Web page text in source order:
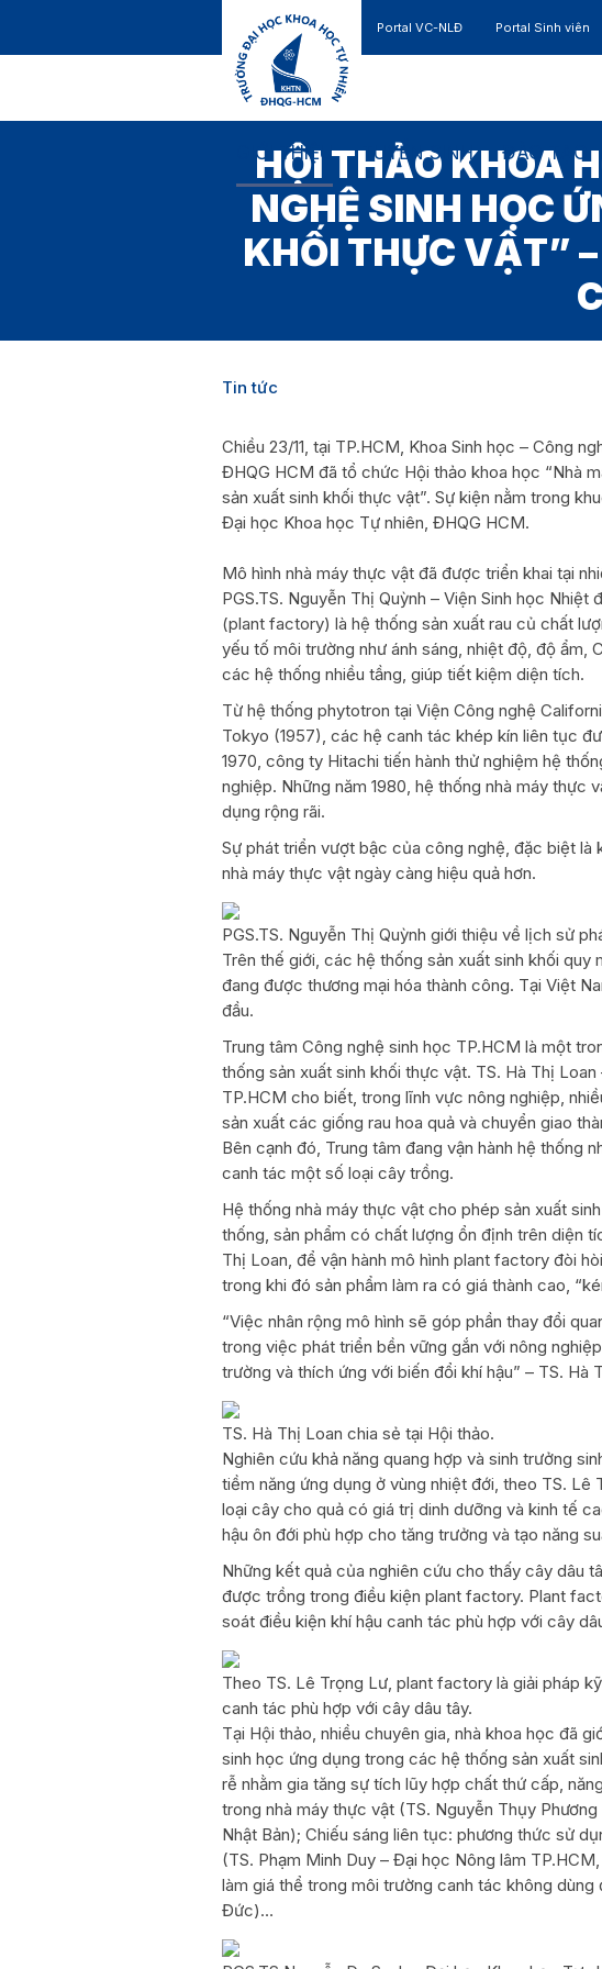
Portal VC-NLĐ Portal Sinh viên
GIỚI THIỆU TUYỂN SINH ĐÀO TẠO
HỘI THẢO KHOA
NGHỆ SINH HỌC
KHỐI THỰC VẬT”
Tin tức
Chiều 23/11, tại TP.HCM, Khoa Sinh học – Công
ĐHQG HCM đã tổ chức Hội thảo khoa học “Nhà
sản xuất sinh khối thực vật”. Sự kiện nằm trong
Đại học Khoa học Tự nhiên, ĐHQG HCM.
Mô hình nhà máy thực vật đã được triển khai tại
PGS.TS. Nguyễn Thị Quỳnh – Viện Sinh học
(plant factory) là hệ thống sản xuất rau củ chất
yếu tố môi trường như ánh sáng, nhiệt độ, độ ẩm,
các hệ thống nhiều tầng, giúp tiết kiệm diện tích.
Từ hệ thống phytotron tại Viện Công nghệ
Tokyo (1957), các hệ canh tác khép kín liên tục
1970, công ty Hitachi tiến hành thử nghiệm hệ
nghiệp. Những năm 1980, hệ thống nhà máy thực
dụng rộng rãi.
Sự phát triển vượt bậc của công nghệ, đặc biệt là
nhà máy thực vật ngày càng hiệu quả hơn.
PGS.TS. Nguyễn Thị Quỳnh giới thiệu về lịch sử
Trên thế giới, các hệ thống sản xuất sinh khối
đang được thương mại hóa thành công. Tại Việt
đầu.
Trung tâm Công nghệ sinh học TP.HCM là một
thống sản xuất sinh khối thực vật. TS. Hà Thị
TP.HCM cho biết, trong lĩnh vực nông nghiệp,
sản xuất các giống rau hoa quả và chuyển giao
Bên cạnh đó, Trung tâm đang vận hành hệ thống
canh tác một số loại cây trồng.
Hệ thống nhà máy thực vật cho phép sản xuất
thống, sản phẩm có chất lượng ổn định trên diện
Thị Loan, để vận hành mô hình plant factory đòi
trong khi đó sản phẩm làm ra có giá thành cao,
“Việc nhân rộng mô hình sẽ góp phần thay đổi
trong việc phát triển bền vững gắn với nông
trường và thích ứng với biến đổi khí hậu” – TS. Hà
TS. Hà Thị Loan chia sẻ tại Hội thảo.
Nghiên cứu khả năng quang hợp và sinh trưởng
tiềm năng ứng dụng ở vùng nhiệt đới, theo TS. Lê
loại cây cho quả có giá trị dinh dưỡng và kinh tế
hậu ôn đới phù hợp cho tăng trưởng và tạo năng
Những kết quả của nghiên cứu cho thấy cây dâu
được trồng trong điều kiện plant factory. Plant
soát điều kiện khí hậu canh tác phù hợp với cây
Theo TS. Lê Trọng Lư, plant factory là giải pháp
canh tác phù hợp với cây dâu tây.
Tại Hội thảo, nhiều chuyên gia, nhà khoa học đã
sinh học ứng dụng trong các hệ thống sản xuất
rễ nhằm gia tăng sự tích lũy hợp chất thứ cấp,
trong nhà máy thực vật (TS. Nguyễn Thụy
Nhật Bản); Chiếu sáng liên tục: phương thức sử
(TS. Phạm Minh Duy – Đại học Nông lâm
làm giá thể trong môi trường canh tác không
Đức)…